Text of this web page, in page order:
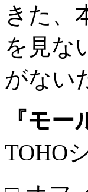
きた、
を見な
がない
『モー
TOHO